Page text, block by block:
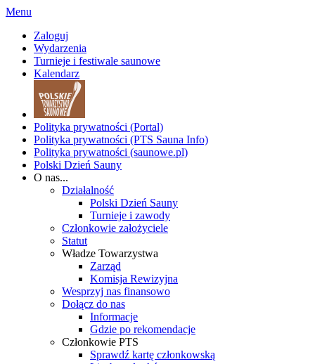
Menu
Zaloguj
Wydarzenia
Turnieje i festiwale saunowe
Kalendarz
Polityka prywatności (Portal)
Polityka prywatności (PTS Sauna Info)
Polityka prywatności (saunowe.pl)
Polski Dzień Sauny
O nas...
Działalność
Polski Dzień Sauny
Turnieje i zawody
Członkowie założyciele
Statut
Władze Towarzystwa
Zarząd
Komisja Rewizyjna
Wesprzyj nas finansowo
Dołącz do nas
Informacje
Gdzie po rekomendacje
Członkowie PTS
Sprawdź kartę członkowską